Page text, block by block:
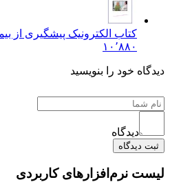
کتاب الکترونیک پیشگیری از
۱۰٬۸۸۰
دیدگاه خود را بنویسید
دیدگاه
ثبت دیدگاه
لیست نرم‌افزارهای کاربردی